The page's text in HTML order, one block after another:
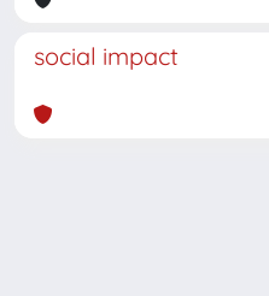
social impact